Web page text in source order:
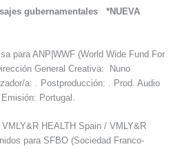
gubernamentales *NUEVA
para ANP|WWF (World Wide Fund For
General Creativa: Nuno
a: . Postproducción: . Prod. Audio
Portugal.
HEALTH Spain / VMLY&R
para SFBO (Sociedad Franco-